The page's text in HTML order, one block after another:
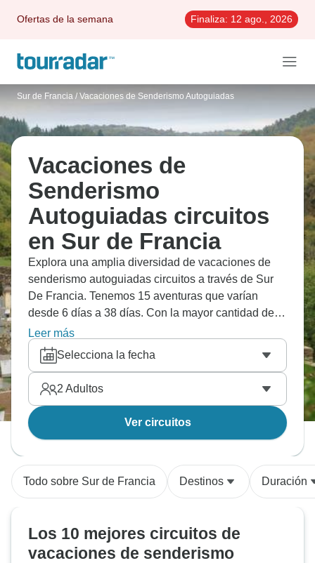
Ofertas de la semana Finaliza: 12 ago., 2026
Sur de Francia / Vacaciones de Senderismo Autoguiadas
Vacaciones de
Senderismo
Autoguiadas circuitos
en Sur de Francia
Explora una amplia diversidad de vacaciones de
senderismo autoguiadas circuitos a través de Sur
De Francia. Tenemos 15 aventuras que varían
desde 6 días a 38 días. Con la mayor cantidad de
salidas en Agosto, esta es también la época más
popular del año.
Leer más
Selecciona la fecha
2 Adultos
Ver circuitos
Todo sobre Sur de Francia Destinos Duración
Los 10 mejores circuitos de
vacaciones de senderismo